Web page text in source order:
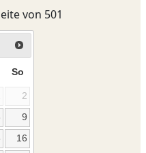
von 501
So
2
9
16